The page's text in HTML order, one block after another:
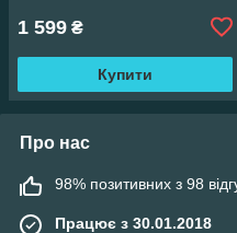
1 599 ₴
Купити
Про нас
98% позитивних з 98
Працює з 30.01.2018